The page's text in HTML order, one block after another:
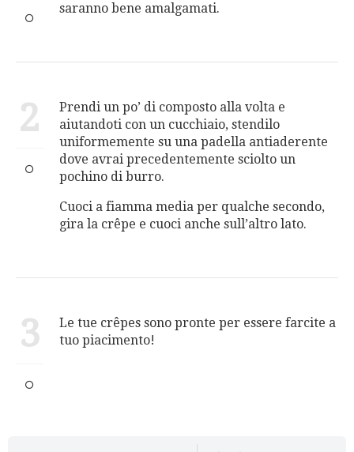
saranno bene amalgamati.
2
Prendi un po’ di composto alla volta e
aiutandoti con un cucchiaio, stendilo
uniformemente su una padella antiaderente
dove avrai precedentemente sciolto un
pochino di burro.
Cuoci a fiamma media per qualche secondo,
gira la crêpe e cuoci anche sull’altro lato.
3
Le tue crêpes sono pronte per essere farcite a
tuo piacimento!